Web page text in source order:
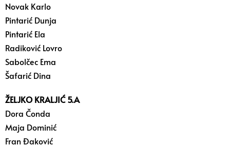
Novak Karlo
Pintarić Dunja
Pintarić Ela
Radiković Lovro
Sabolčec Ema
Šafarić Dina
ŽELJKO KRALJIĆ 5.A
Dora Čonda
Maja Dominić
Fran Đaković